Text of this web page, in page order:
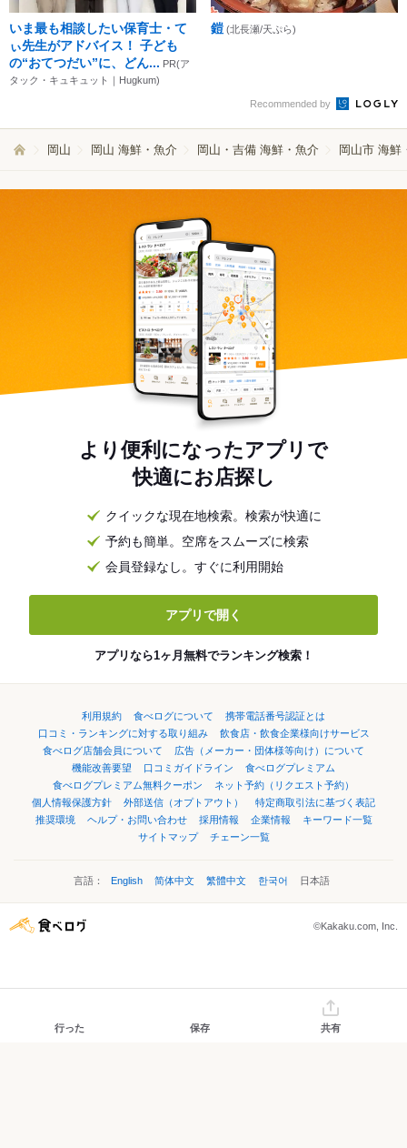
いま最も相談したい保育士・て
ぃ先生がアドバイス！ 子ども
の“おてつだい”に、どん... PR(ア
タック・キュキュット｜Hugkum)
鎧 (北長瀬/天ぷら)
Recommended by
岡山 岡山 海鮮・魚介 岡山・吉備 海鮮・魚介 岡山市 海鮮
より便利になったアプリで
快適にお店探し
クイックな現在地検索。検索が快適に
予約も簡単。空席をスムーズに検索
会員登録なし。すぐに利用開始
アプリで開く
アプリなら1ヶ月無料でランキング検索！
利用規約 食べログについて
携帯電話番号認証とは
口コミ・ランキングに対する取り組み
飲食店・飲食企業様向けサービス
食べログ店舗会員について
広告（メーカー・団体様等向け）について
機能改善要望
口コミガイドライン
食べログプレミアム
食べログプレミアム無料クーポン
ネット予約（リクエスト予約）
個人情報保護方針
外部送信（オプトアウト）
特定商取引法に基づく表記
推奨環境
ヘルプ・お問い合わせ 採用情報 企業情報
キーワード一覧
サイトマップ
チェーン一覧
言語： English 简体中文 繁體中文 한국어 日本語
©Kakaku.com, Inc.
行った 保存 共有